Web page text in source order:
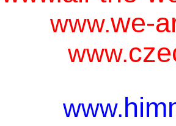
www.we-
www.
www.